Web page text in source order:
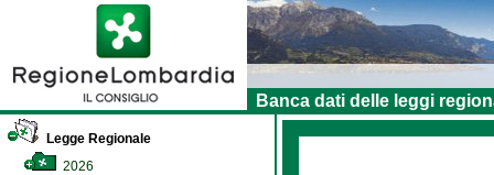
Banca dati delle leggi
Legge Regionale
2026